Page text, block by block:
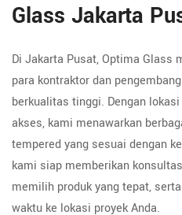
Glass Jakarta
Di Jakarta Pusat, Optima Glass
para kontraktor dan
berkualitas tinggi. Dengan
akses, kami menawarkan
tempered yang sesuai dengan
kami siap memberikan
memilih produk yang tepat,
waktu ke lokasi proyek Anda.